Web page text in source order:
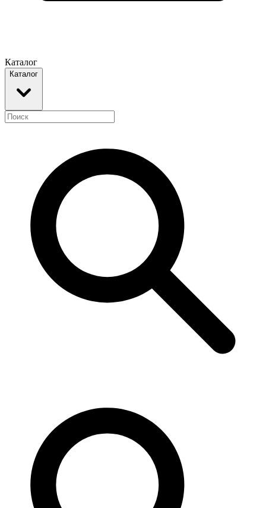
Каталог
Каталог